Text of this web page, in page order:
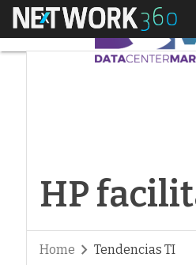
Menú
HP
Home Tendencias TI